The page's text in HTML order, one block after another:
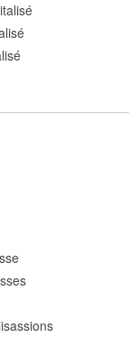
é
é
é
assions